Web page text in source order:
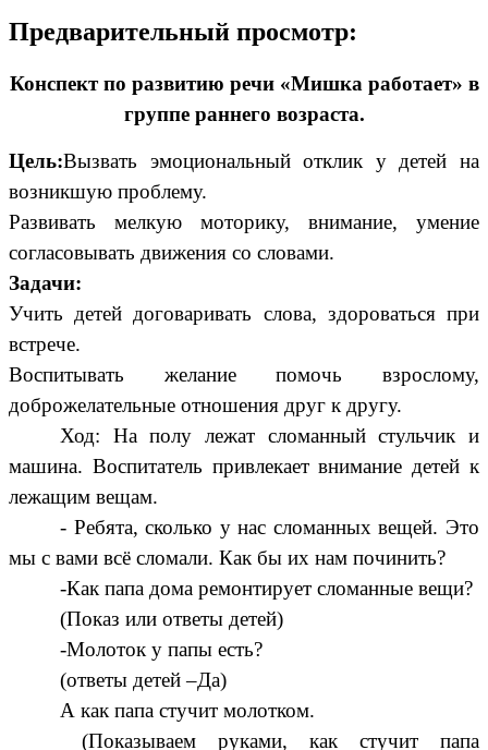
Предварительный просмотр:
Конспект по развитию речи «Мишка работает» в
группе раннего возраста.
Цель:Вызвать эмоциональный отклик у детей на
возникшую проблему.
Развивать мелкую моторику, внимание, умение
согласовывать движения со словами.
Задачи:
Учить детей договаривать слова, здороваться при
встрече.
Воспитывать желание помочь взрослому,
доброжелательные отношения друг к другу.
Ход: На полу лежат сломанный стульчик и
машина. Воспитатель привлекает внимание детей к
лежащим вещам.
- Ребята, сколько у нас сломанных вещей. Это
мы с вами всё сломали. Как бы их нам починить?
-Как папа дома ремонтирует сломанные вещи?
(Показ или ответы детей)
-Молоток у папы есть?
(ответы детей –Да)
А как папа стучит молотком.
(Показываем руками, как стучит папа